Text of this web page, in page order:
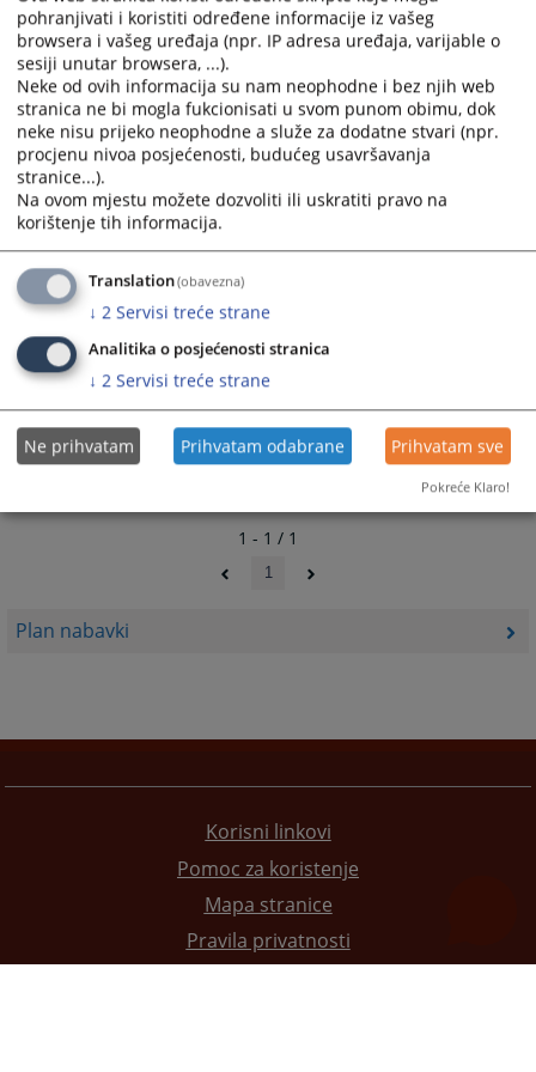
Plan nabavki
calendar
and
select
a
date.
Press
the
question
mark
key
to
get
the
keyboard
shortcuts
for
changing
dates.
calendar
and
select
a
date.
Press
question
mark
key
to
get
keyboard
shortcuts
for
changing
dates.
1 - 1 / 1
1
Korisni linkovi
Pomoc za koristenje
Mapa stranice
Pravila privatnosti
pohranjivati i koristiti određene informacije iz vašeg
browsera i vašeg uređaja (npr. IP adresa uređaja, varijable o
sesiji unutar browsera, ...).
Neke od ovih informacija su nam neophodne i bez njih web
stranica ne bi mogla fukcionisati u svom punom obimu, dok
neke nisu prijeko neophodne a služe za dodatne stvari (npr.
procjenu nivoa posjećenosti, budućeg usavršavanja
stranice...).
Na ovom mjestu možete dozvoliti ili uskratiti pravo na
korištenje tih informacija.
Translation(obavezna)
↓ 2 Servisi treće strane
Analitika o posjećenosti stranica
↓ 2 Servisi treće strane
Ne prihvatam Prihvatam odabrane Prihvatam sve
Pokreće Klaro!